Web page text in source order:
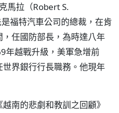
馬拉（Robert S.
福特汽車公司的總裁，在肯
任國防部長，為時達八年
年越戰升級，美軍急增前
界銀行行長職務。他現年
南的悲劇和教訓之回顧》